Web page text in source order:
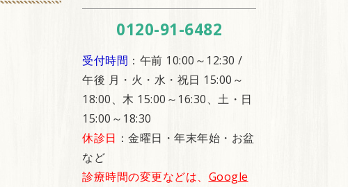
0120-91-6482
受付時間 ：午前 10:00～12:30 /
午後 月・火・水・祝日 15:00～
18:00、木 15:00～16:30、土・日
15:00～18:30
休診日 ：金曜日・年末年始・お盆
など
診療時間の変更などは、 Google